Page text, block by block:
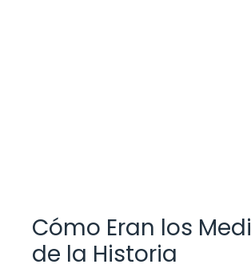
Cómo Eran los
de la Historia